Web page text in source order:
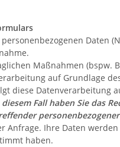
Daten
Maßnahmen
auf Grundlage
diese Datenverarbeitung
diesem Fall haben Sie das
Ihre Daten
haben.